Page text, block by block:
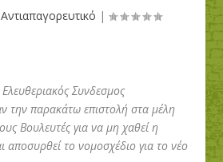
Αντιαπαγορευτικό |
Συνδεσμος
την παρακάτω επιστολή στα μέλη
Βουλευτές για να μη χαθεί η
αποσυρθεί το νομοσχέδιο για το νέο